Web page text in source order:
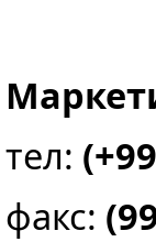
тел:
факс: